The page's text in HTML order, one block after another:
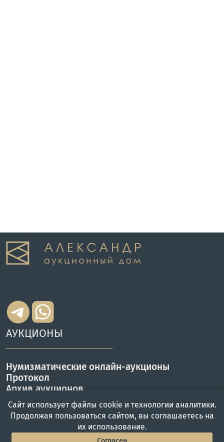
АУКЦИОНЫ
Нумизматические онлайн-аукционы
Протокол
Архив аукционов
ИНФОРМАЦИЯ
Регистрация на аукционы
Сайт использует файлы cookie и технологии аналитики.
Продолжая пользоваться сайтом, вы соглашаетесь на
их использование.